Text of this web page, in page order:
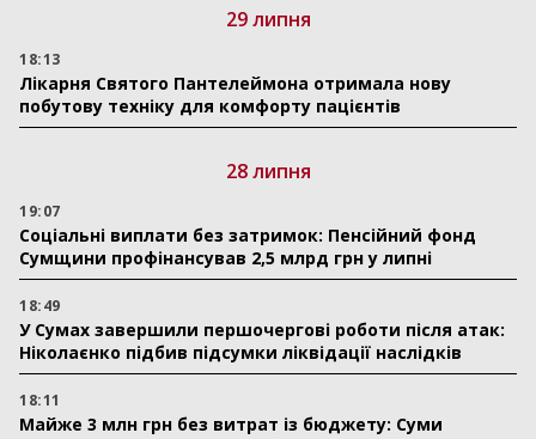
29 липня
18:13
Лікарня Святого Пантелеймона отримала нову
побутову техніку для комфорту пацієнтів
28 липня
19:07
Соціальні виплати без затримок: Пенсійний фонд
Сумщини профінансував 2,5 млрд грн у липні
18:49
У Сумах завершили першочергові роботи після атак:
Ніколаєнко підбив підсумки ліквідації наслідків
18:11
Майже 3 млн грн без витрат із бюджету: Суми